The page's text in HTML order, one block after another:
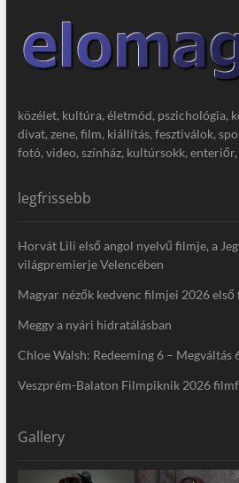
közélet, kultúra, életmód, pszichológia,
divat, zene, film, kiállítás, fesztiválok,
fotó, video, színház, kultúrsokk,
legfrissebb
Horvát Lili első angol nyelvű filmje, a
világpremierje Velencében
Magyar nézők kedvenc filmjei 2026 első
Meggy a nyári hidratálásban
Chloe Walsh: Redeeming 6 – Megváltás
Veszprém-Balaton Filmpiknik 2026
Gallery